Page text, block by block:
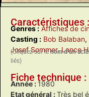
Caractéristiques :
Genres : Affiches de
Casting : Bob Balaban,
Josef Sommer,Lance
(Cliquez sur lenom d’un
liés)
Fiche technique :
Année : 1980
Etat général :Très bel